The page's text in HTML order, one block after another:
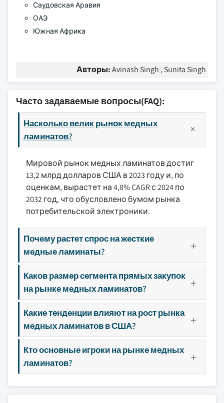
Саудовская Аравия
ОАЭ
Южная Африка
Авторы:Avinash Singh , Sunita Singh
Часто задаваемые вопросы(FAQ):
Насколько велик рынок медных
ламинатов?
Мировой рынок медных ламинатов достиг
13,2 млрд долларов США в 2023 году и, по
оценкам, вырастет на 4,8% CAGR с 2024 по
2032 год, что обусловлено бумом рынка
потребительской электроники.
Почему растет спрос на жесткие
медные ламинаты?
Каков размер сегмента прямых закупок
на рынке медных ламинатов?
Какие тенденции влияют на рост рынка
медных ламинатов в США?
Кто основные игроки на рынке медных
ламинатов?